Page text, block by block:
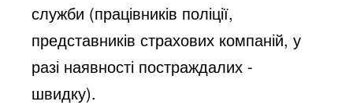
служби (працівників поліції,
представників страхових компаній, у
разі наявності постраждалих -
швидку).